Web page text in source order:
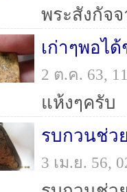
พระสังกัจ
เก่าๆพอไ
2 ต.ค. 63,
แห้งๆครับ
รบกวนช่ว
3 เม.ย. 56,